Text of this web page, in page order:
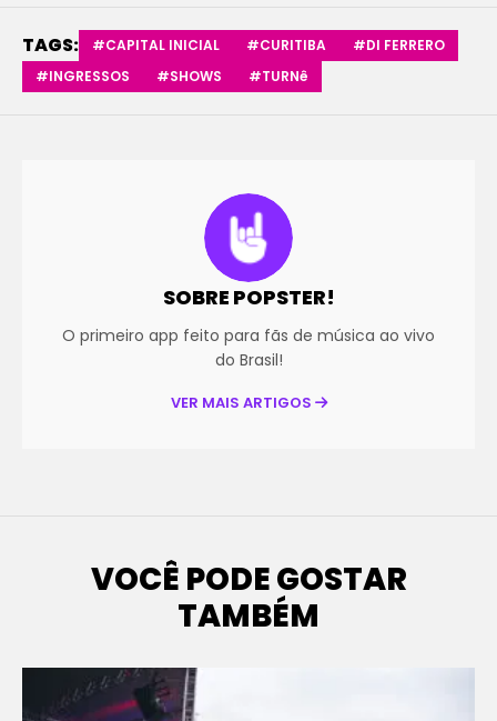
TAGS: #CAPITAL INICIAL #CURITIBA
#DI FERRERO
#INGRESSOS
#SHOWS #TURNê
SOBRE POPSTER!
O primeiro app feito para fãs de música ao vivo
do Brasil!
VER MAIS ARTIGOS
VOCÊ PODE GOSTAR
TAMBÉM